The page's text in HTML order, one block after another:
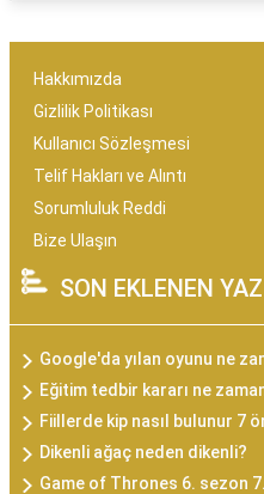
Hakkımızda
Gizlilik Politikası
Kullanıcı Sözleşmesi
Telif Hakları ve Alıntı
Sorumluluk Reddi
Bize Ulaşın
SON EKLENEN
Google'da yılan oyunu ne
Eğitim tedbir kararı ne
Fiillerde kip nasıl bulunur 7
Dikenli ağaç neden dikenli?
Game of Thrones 6. sezon